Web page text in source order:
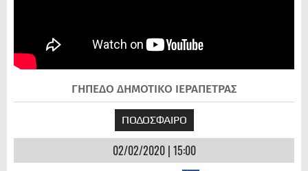
ΓΗΠΕΔΟ ΔΗΜΟΤΙΚΟ ΙΕΡΑΠΕΤΡΑΣ
ΠΟΔΟΣΦΑΙΡΟ
02/02/2020 | 15:00